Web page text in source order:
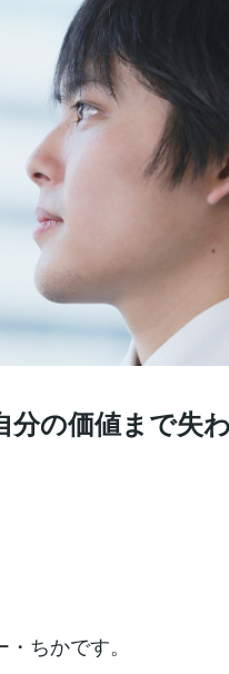
分の価値まで失
ちかです。